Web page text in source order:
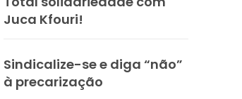
Juca Kfouri!
Sindicalize-se e diga “não”
à precarização